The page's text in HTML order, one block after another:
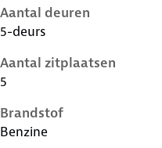
Aantal deuren
5-deurs
Aantal zitplaatsen
5
Brandstof
Benzine